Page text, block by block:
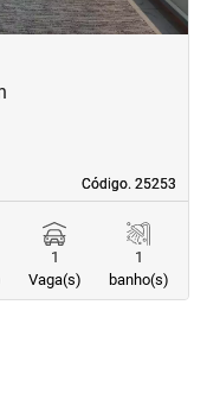
Código. 25253
Código. 25253
1
Vaga(s)
1
banho(s)